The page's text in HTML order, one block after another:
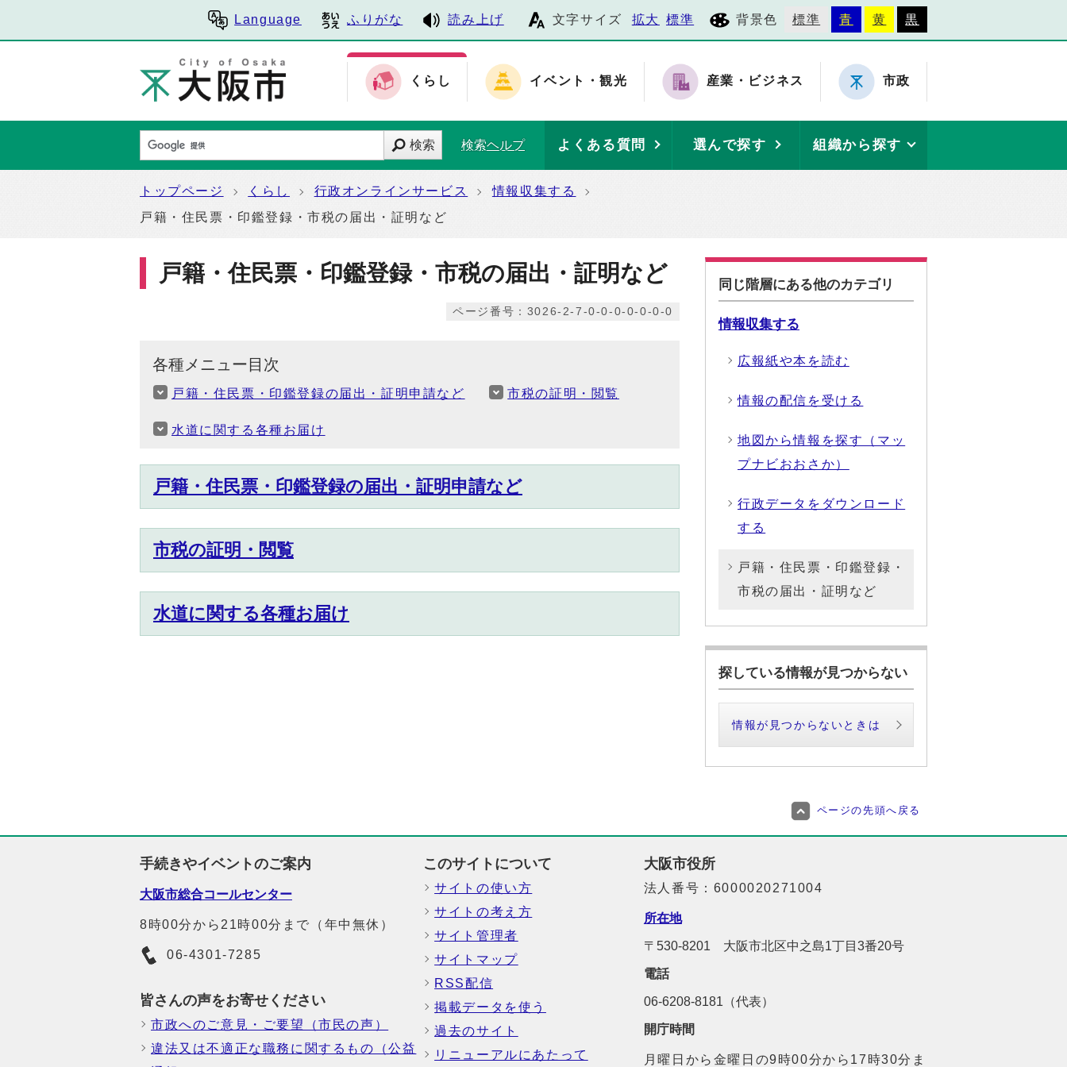
Language ふりがな 読み上げ 文字サイズ 拡大 標準 背景色 標準 青 黄 黒
くらし イベント・観光 産業・ビジネス 市政
検索 検索ヘルプ よくある質問 選んで探す 組織から探す
トップページ くらし 行政オンラインサービス
情報収集する
戸籍・住民票・印鑑登録・市税の届出・証明など
戸籍・住民票・印鑑登録・市税の届出・証明など
ページ番号：3026-2-7-0-0-0-0-0-0-0
各種メニュー目次
戸籍・住民票・印鑑登録の届出・証明申請など 市税の証明・閲覧
水道に関する各種お届け
戸籍・住民票・印鑑登録の届出・証明申請など
市税の証明・閲覧
水道に関する各種お届け
同じ階層にある他のカテゴリ
情報収集する
広報紙や本を読む
情報の配信を受ける
地図から情報を探す（マッ
プナビおおさか）
行政データをダウンロード
する
戸籍・住民票・印鑑登録・
市税の届出・証明など
探している情報が見つからない
情報が見つからないときは
ページの先頭へ戻る
手続きやイベントのご案内
大阪市総合コールセンター
8時00分から21時00分まで（年中無休）
06-4301-7285
皆さんの声をお寄せください
市政へのご意見・ご要望（市民の声）
違法又は不適正な職務に関するもの（公益
このサイトについて
サイトの使い方
サイトの考え方
サイト管理者
サイトマップ
RSS配信
掲載データを使う
過去のサイト
リニューアルにあたって
大阪市役所
法人番号：6000020271004
所在地
〒530-8201 大阪市北区中之島1丁目3番20号
電話
06-6208-8181（代表）
開庁時間
月曜日から金曜日の9時00分から17時30分ま